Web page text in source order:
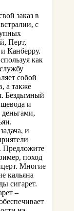
заказ в
с
Перт,
Канберру.
как
собой
а также
Бездымный
и
и
Предложите
поход
Многие
кальяна
сигарет.
–